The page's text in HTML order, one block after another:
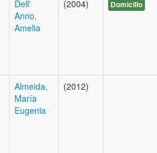
Dell'
Anno,
Amelia
(2004) Domicilio
Almeida,
María
Eugenia
(2012)